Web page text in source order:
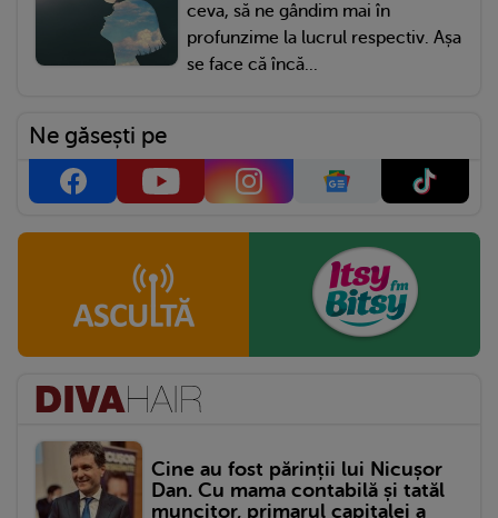
ceva, să ne gândim mai în
profunzime la lucrul respectiv. Așa
se face că încă...
Ne găsești pe
Cine au fost părinții lui Nicușor
Dan. Cu mama contabilă și tatăl
muncitor, primarul capitalei a